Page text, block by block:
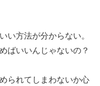
方法が分からない。
ばいいんじゃないの？
られてしまわないか心